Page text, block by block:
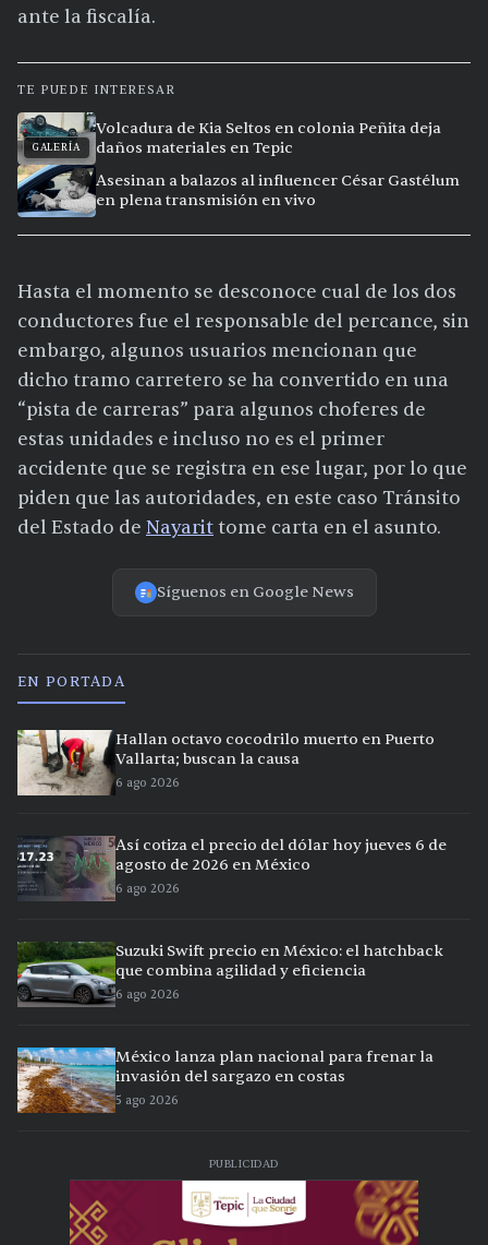
ante la fiscalía.
TE PUEDE INTERESAR
GALERÍA
Volcadura de Kia Seltos en colonia Peñita deja
daños materiales en Tepic
Asesinan a balazos al influencer César Gastélum
en plena transmisión en vivo
Hasta el momento se desconoce cual de los dos
conductores fue el responsable del percance, sin
embargo, algunos usuarios mencionan que
dicho tramo carretero se ha convertido en una
“pista de carreras” para algunos choferes de
estas unidades e incluso no es el primer
accidente que se registra en ese lugar, por lo que
piden que las autoridades, en este caso Tránsito
del Estado de Nayarittome carta en el asunto.
Síguenos en Google News
EN PORTADA
Hallan octavo cocodrilo muerto en Puerto
Vallarta; buscan la causa
6 ago 2026
Así cotiza el precio del dólar hoy jueves 6 de
agosto de 2026 en México
6 ago 2026
Suzuki Swift precio en México: el hatchback
que combina agilidad y eficiencia
6 ago 2026
México lanza plan nacional para frenar la
invasión del sargazo en costas
5 ago 2026
PUBLICIDAD